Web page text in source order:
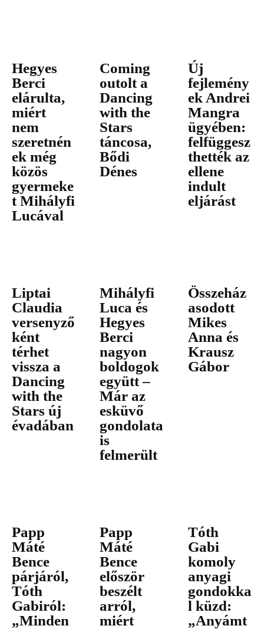
Hegyes
Berci
elárulta,
miért
nem
szeretnén
ek még
közös
gyermeke
t Mihályfi
Lucával
Coming
outolt a
Dancing
with the
Stars
táncosa,
Bődi
Dénes
Új
fejlemény
ek Andrei
Mangra
ügyében:
felfüggesz
thették az
ellene
indult
eljárást
Liptai
Claudia
versenyző
ként
térhet
vissza a
Dancing
with the
Stars új
évadában
Mihályfi
Luca és
Hegyes
Berci
nagyon
boldogok
együtt –
Már az
esküvő
gondolata
is
felmerült
Összeház
asodott
Mikes
Anna és
Krausz
Gábor
Papp
Máté
Bence
párjáról,
Tóth
Gabiról:
„Minden
Papp
Máté
Bence
először
beszélt
arról,
miért
Tóth
Gabi
komoly
anyagi
gondokka
l küzd:
„Anyámt